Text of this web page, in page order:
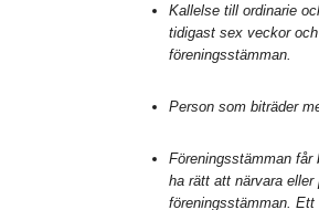
Kallelse till ordinarie
tidigast sex veckor
föreningsstämman.
Person som biträder
Föreningsstämman
ha rätt att närvara
föreningsstämman.